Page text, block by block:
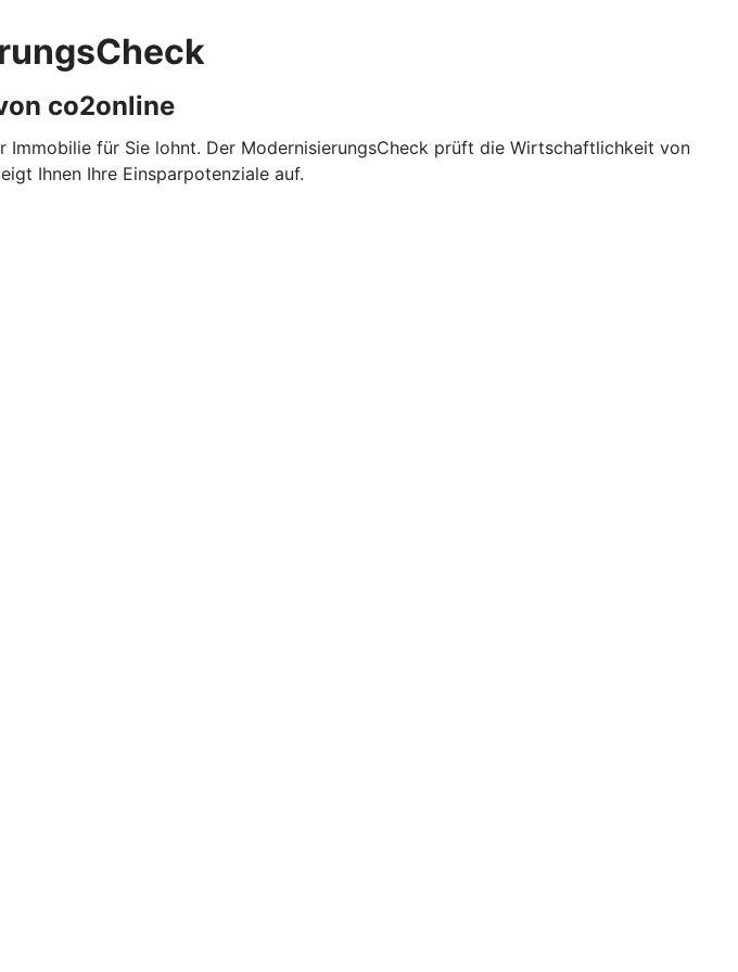
co2online
Immobilie für Sie lohnt. Der ModernisierungsCheck prüft die Wirtschaftlichkeit von
Ihnen Ihre Einsparpotenziale auf.